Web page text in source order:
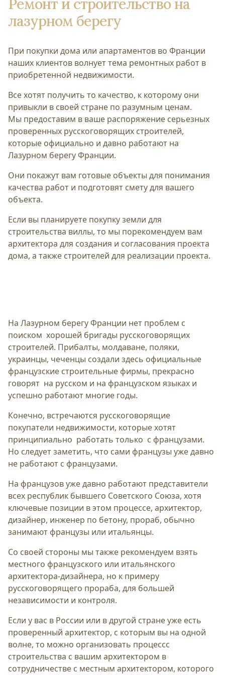
Ремонт и строительство на
лазурном берегу
При покупки дома или апартаментов во Франции
наших клиентов волнует тема ремонтных работ в
приобретенной недвижимости.
Все хотят получить то качество, к которому они
привыкли в cвоей стране по разумным ценам.
Мы предоставим в ваше распоряжение серьезных
проверенных русскоговорящих строителей,
которые официально и давно работают на
Лазурном берегу Франции.
Они покажут вам готовые объекты для понимания
качества работ и подготовят смету для вашего
объекта.
Если вы планируете покупку земли для
строительства виллы, то мы порекомендуем вам
архитектора для создания и согласования проекта
дома, а также строителей для реализации проекта.
На Лазурном берегу Франции нет проблем с
поиском хорошей бригады русскоговорящих
строителей. Прибалты, молдаване, поляки,
украинцы, чеченцы создали здесь официальные
французские строительные фирмы, прекрасно
говорят на русском и на французском языках и
успешно работают многие годы.
Конечно, встречаются русскоговорящие
покупатели недвижимости, которые хотят
принципиально работать только с французами.
Но следует заметить, что сами французы уже давно
не работают с французами.
На французов уже давно работают представители
всех республик бывшего Советского Союза, хотя
ключевые позиции в этом процессе, архитектор,
дизайнер, инженер по бетону, прораб, обычно
занимают французы или итальянцы.
Со своей стороны мы также рекомендуем взять
местного французского или итальянского
архитектора-дизайнера, но к примеру
русскоговорящего прораба, для большей
независимости и контроля.
Если у вас в России или в другой стране уже есть
проверенный архитектор, с которым вы на одной
волне, то можно организовать процессс
строительства с вашим архитектором в
сотрудничестве с местным архитектором, которого